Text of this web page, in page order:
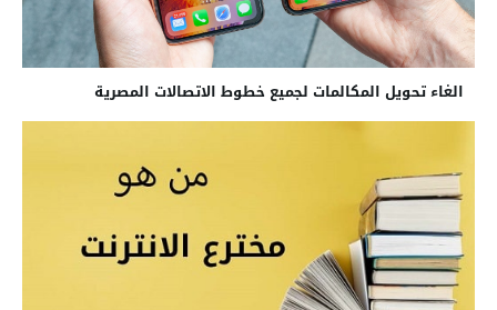
الغاء تحويل المكالمات لجميع خطوط الاتصالات المصرية